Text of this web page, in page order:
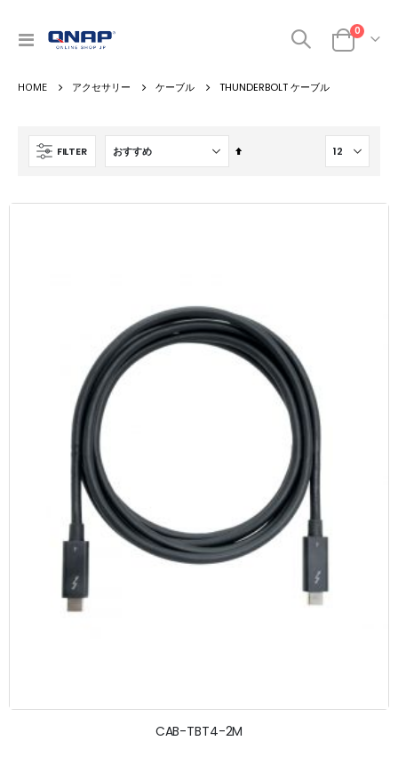
ナ
呼
カート
0商品
アクセサリー ケーブル THUNDERBOLT ケーブル
FILTER
降
CAB-TBT4-2M